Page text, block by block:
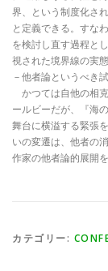
界、という制度化さ
と定義できる。すな
を検討し直す過程と
視された境界線の実
－他者論というべき
かつては自他の相
ールビーだが、『海
舞台に横溢する緊張
いの変遷は、他者の
作家の他者論的展開
カテゴリー: